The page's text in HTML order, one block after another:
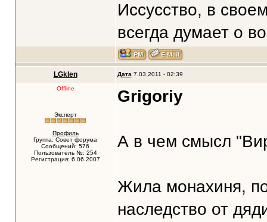
Иссусство, в
всегда думает о
LGklen Дата 7.03.2011 - 02:39
Offline
Эксперт
Профиль
Группа: Совет форума
Сообщений: 576
Пользователь №: 254
Регистрация: 6.06.2007
Grigoriy
А в чем смысл
Жила монахиня,
наследство от